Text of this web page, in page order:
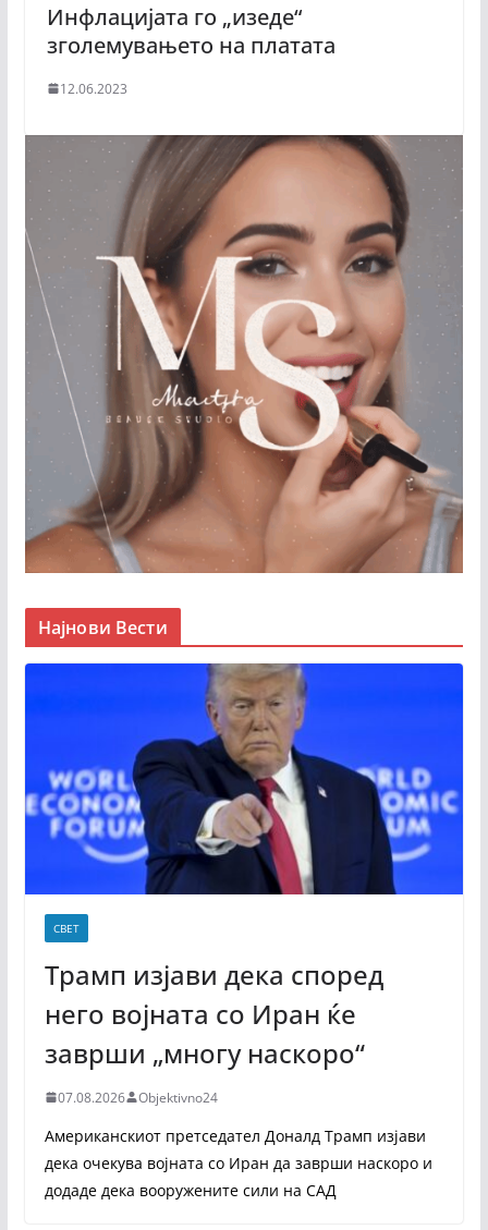
Инфлацијата го „изеде“
зголемувањето на платата
12.06.2023
Најнови Вести
СВЕТ
Трамп изјави дека според
него војната со Иран ќе
заврши „многу наскоро“
07.08.2026 Objektivno24
Американскиот претседател Доналд Трамп изјави
дека очекува војната со Иран да заврши наскоро и
додаде дека вооружените сили на САД